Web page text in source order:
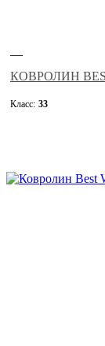
—
КОВРОЛИН
Класс: 33